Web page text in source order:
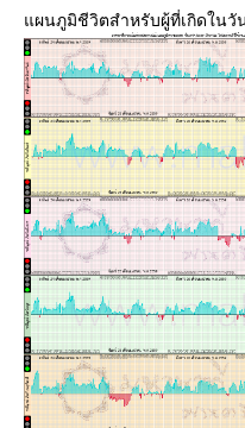
ผนภูมิชีวิตสำหรับผู้ที่เกิดในวั